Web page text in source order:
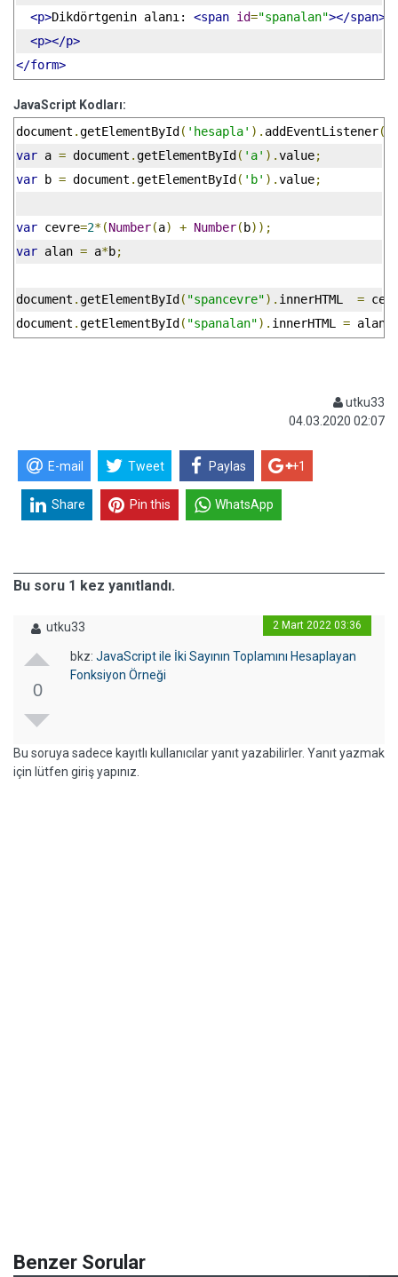
<p>Dikdörtgenin alanı: <span id="spanalan"></
<p></p>
</form>
JavaScript Kodları:
document .getElementById ( 'hesapla' ). addEventListener(
var a = document .getElementById ( 'a' ).value;
var b = document .getElementById ( 'b' ).value;
var cevre=2*(Number(a) + Number( b));
var alan = a*b;
document .getElementById ( "spancevre"). innerHTML =
document .getElementById ( "spanalan"). innerHTML = alan
utku33
04.03.2020 02:07
E-mail Tweet Paylas +1
Share Pin this WhatsApp
Bu soru 1 kez yanıtlandı.
utku33 2 Mart 2022 03:36
0
bkz: JavaScript ile İki Sayının Toplamını Hesaplayan
Fonksiyon Örneği
Bu soruya sadece kayıtlı kullanıcılar yanıt yazabilirler. Yanıt yazmak
için lütfen giriş yapınız.
Benzer Sorular